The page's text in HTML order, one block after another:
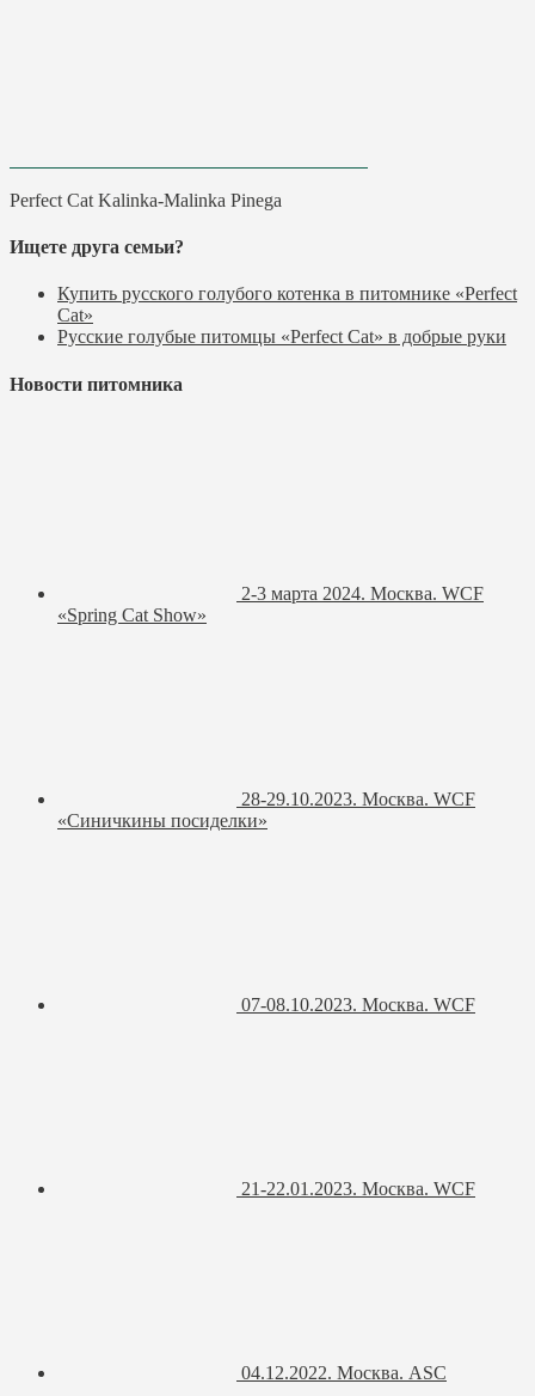
Perfect Cat Kalinka-Malinka Pinega
Ищете друга семьи?
Купить русского голубого котенка в питомнике «Perfect
Cat»
Русские голубые питомцы «Perfect Cat» в добрые руки
Новости питомника
2-3 марта 2024. Москва. WCF
«Spring Cat Show»
28-29.10.2023. Москва. WCF
«Синичкины посиделки»
07-08.10.2023. Москва. WCF
21-22.01.2023. Москва. WCF
04.12.2022. Москва. ASC